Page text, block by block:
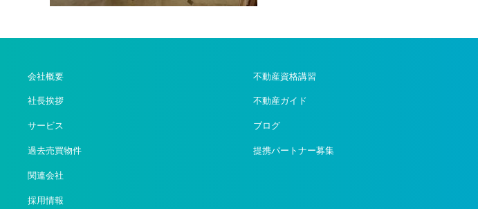
会社概要
社長挨拶
サービス
過去売買物件
関連会社
採用情報
不動産資格講習
不動産ガイド
ブログ
提携パートナー募集